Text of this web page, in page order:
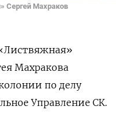
Сергей Махраков
Махракова
по делу
Управление СК.